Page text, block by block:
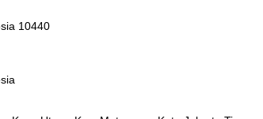
10440